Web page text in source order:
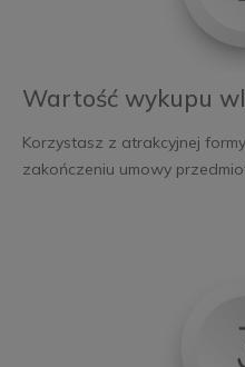
Wartość wykupu
Korzystasz z atrakcyjnej
zakończeniu umowy